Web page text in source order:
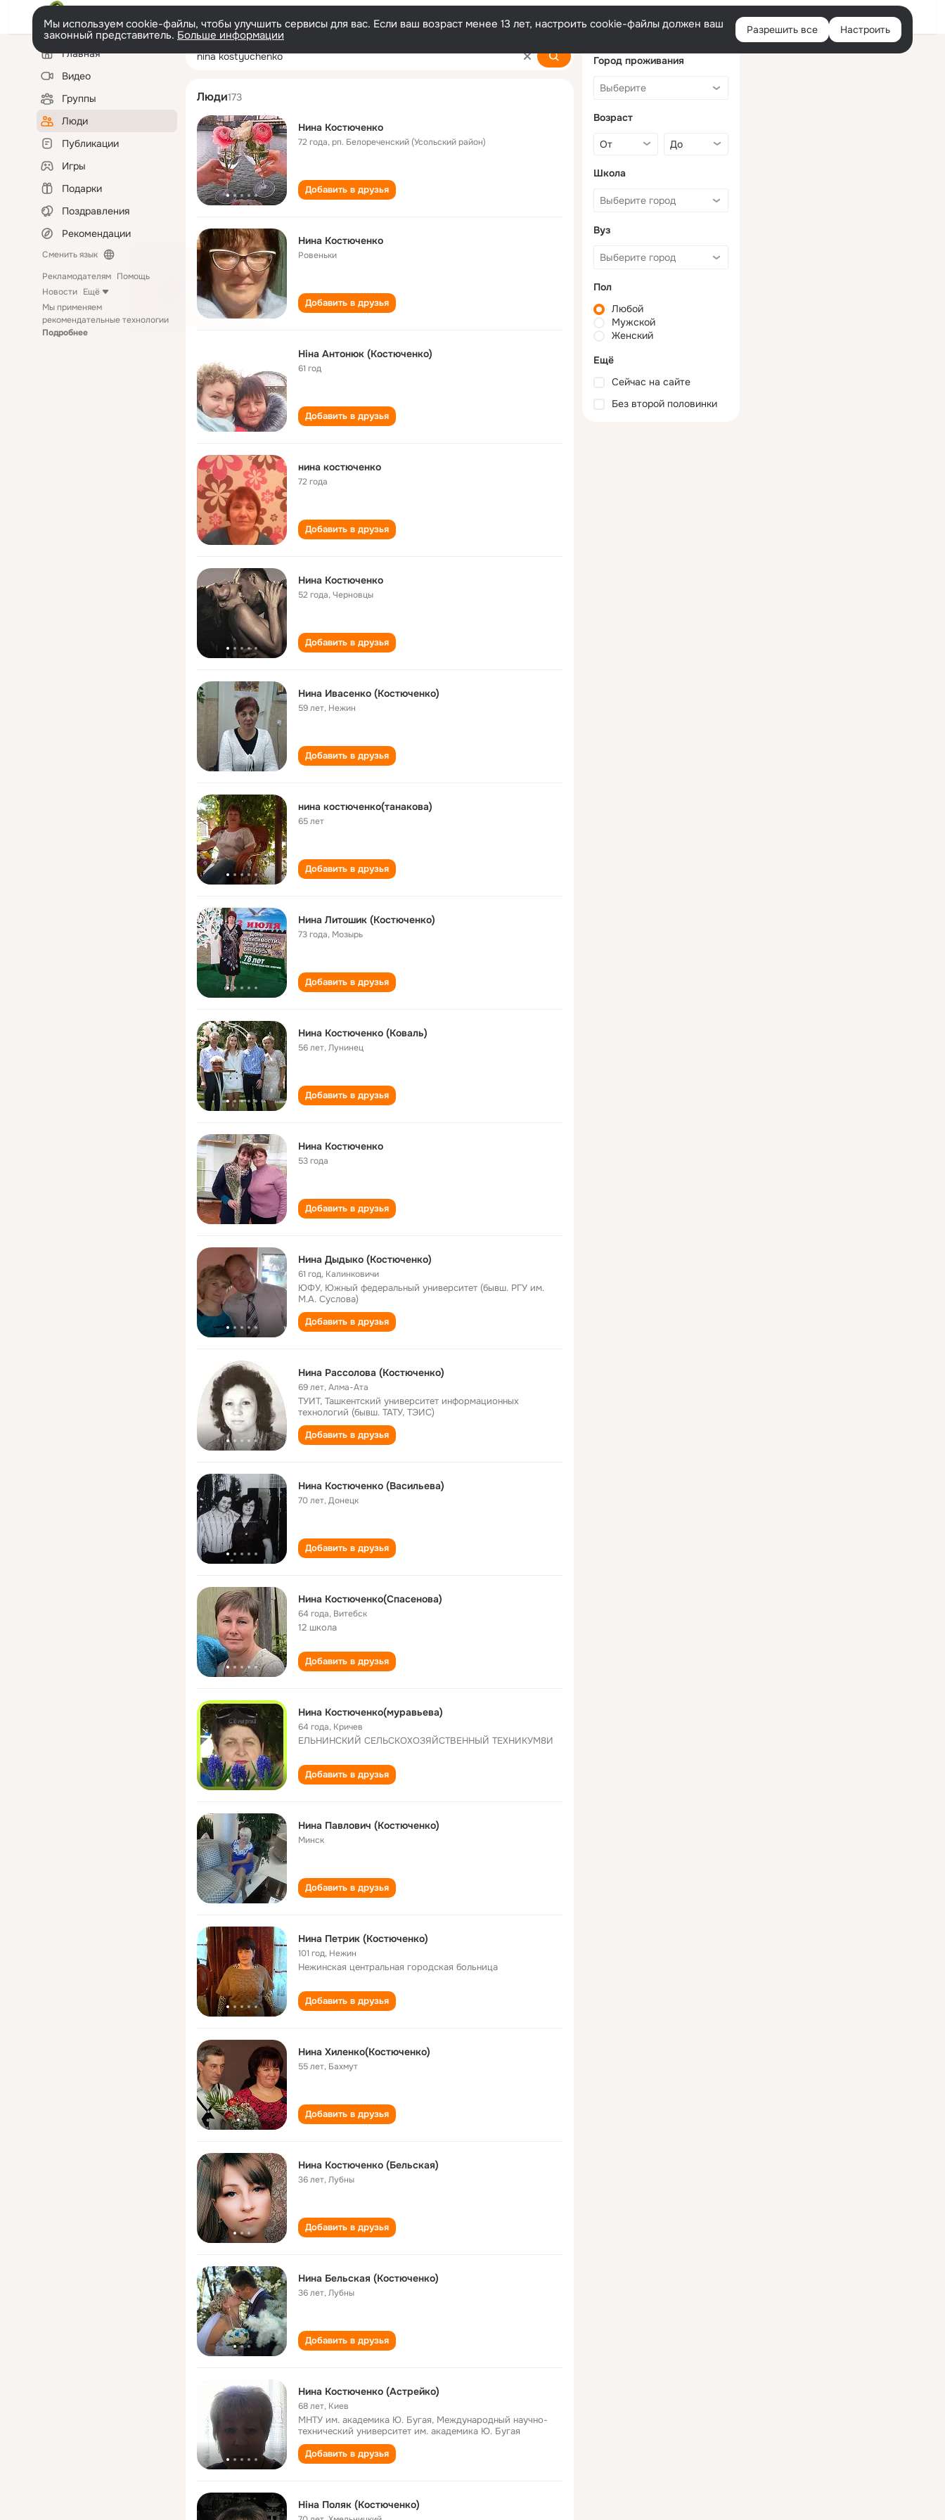
Войти
Мы используем cookie-файлы, чтобы улучшить сервисы для вас. Если ваш возраст менее 13 лет, настроить cookie-файлы должен ваш
законный представитель. Больше информации Разрешить все Настроить
Левая
колонкаГлавная
Видео
Группы
Люди
Публикации
Игры
Подарки
Поздравления
Рекомендации
Сменить язык
Рекламодателям Помощь
Новости Ещё
Мы применяем
рекомендательные технологии
Подробнее
nina kostyuchenko
Люди173
Нина Костюченко
72 года,рп. Белореченский (Усольский район)
Добавить в друзья
Нина Костюченко
Ровеньки
Добавить в друзья
Ніна Антонюк (Костюченко)
61 год
Добавить в друзья
нина костюченко
72 года
Добавить в друзья
Нина Костюченко
52 года,Черновцы
Добавить в друзья
Нина Ивасенко (Костюченко)
59 лет, Нежин
Добавить в друзья
нина костюченко(танакова)
65 лет
Добавить в друзья
Нина Литошик (Костюченко)
73 года, Мозырь
Добавить в друзья
Нина Костюченко (Коваль)
56 лет,Лунинец
Добавить в друзья
Нина Костюченко
53 года
Добавить в друзья
Нина Дыдыко (Костюченко)
61 год, Калинковичи
ЮФУ, Южный федеральный университет (бывш. РГУ им.
М.А. Суслова)
Добавить в друзья
Нина Рассолова (Костюченко)
69 лет,Алма-Ата
ТУИТ, Ташкентский университет информационных
технологий (бывш. ТАТУ, ТЭИС)
Добавить в друзья
Нина Костюченко (Васильева)
70 лет,Донецк
Добавить в друзья
Нина Костюченко(Спасенова)
64 года, Витебск
12 школа
Добавить в друзья
Нина Костюченко(муравьева)
64 года, Кричев
ЕЛЬНИНСКИЙ СЕЛЬСКОХОЗЯЙСТВЕННЫЙ ТЕХНИКУМ8И
Добавить в друзья
Нина Павлович (Костюченко)
Минск
Добавить в друзья
Нина Петрик (Костюченко)
101 год, Нежин
Нежинская центральная городская больница
Добавить в друзья
Нина Хиленко(Костюченко)
55 лет, Бахмут
Добавить в друзья
Нина Костюченко (Бельская)
36 лет,Лубны
Добавить в друзья
Нина Бельская (Костюченко)
36 лет,Лубны
Добавить в друзья
Нина Костюченко (Астрейко)
68 лет, Киев
МНТУ им. академика Ю. Бугая, Международный научно-
технический университет им. академика Ю. Бугая
Добавить в друзья
Ніна Поляк (Костюченко)
Город проживания
Возраст
Школа
Вуз
Пол
Любой
Мужской
Женский
Ещё
Сейчас на сайте
Без второй половинки